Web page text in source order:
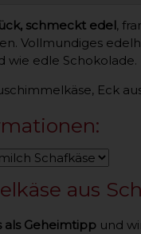
schmeckt edel ,
Vollmundiges
wie edle Schokolade.
Eck
aus
als Geheimtipp und